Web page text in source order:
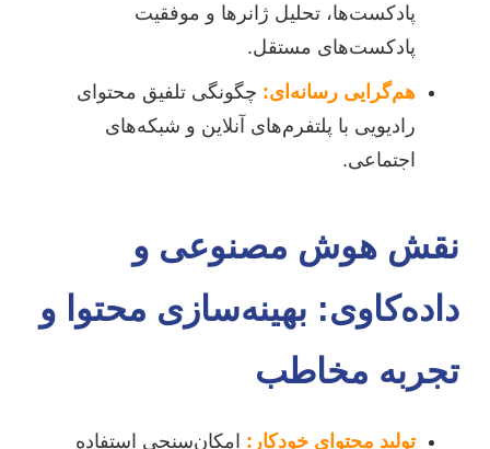
پادکست‌ها، تحلیل ژانرها و موفقیت
پادکست‌های مستقل.
هم‌گرایی رسانه‌ای: چگونگی تلفیق محتوای
رادیویی با پلتفرم‌های آنلاین و شبکه‌های
اجتماعی.
نقش هوش مصنوعی و
داده‌کاوی: بهینه‌سازی محتوا و
تجربه مخاطب
تولید محتوای خودکار: امکان‌سنجی استفاده